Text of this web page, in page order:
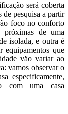
será coberta
de pesquisa a partir
foco no conforto
próximas de uma
isolada, e outra é
equipamentos que
vão variar ao
vamos observar o
especificamente,
com uma casa